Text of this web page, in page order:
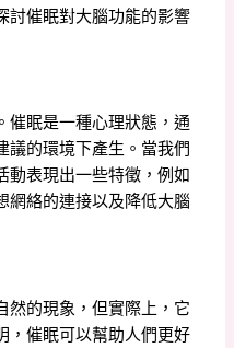
討催眠對大腦功能的影響
催眠是一種心理狀態，通
議的環境下產生。當我們
動表現出一些特徵，例如
網絡的連接以及降低大腦
然的現象，但實際上，它
，催眠可以幫助人們更好